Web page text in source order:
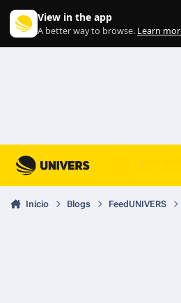
View in the app
A better way to browse. Learn
Inicio Blogs FeedUNIVERS